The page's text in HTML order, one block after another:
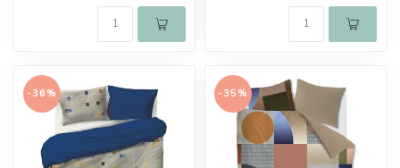
-36% -35%